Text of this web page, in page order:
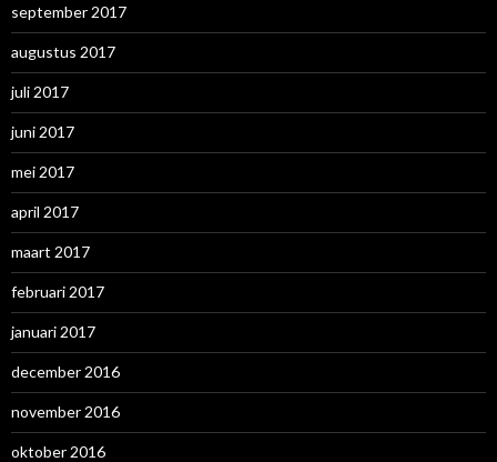
september 2017
augustus 2017
juli 2017
juni 2017
mei 2017
april 2017
maart 2017
februari 2017
januari 2017
december 2016
november 2016
oktober 2016